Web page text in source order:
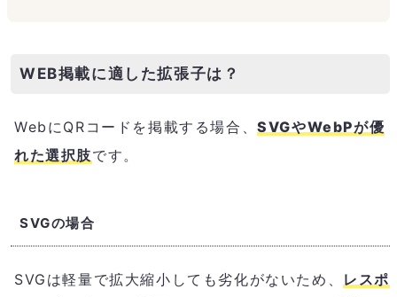
WEB掲載に適した拡張子は？
WebにQRコードを掲載する場合、SVGやWebPが優
れた選択肢です。
SVGの場合
SVGは軽量で拡大縮小しても劣化がないため、 レスポ